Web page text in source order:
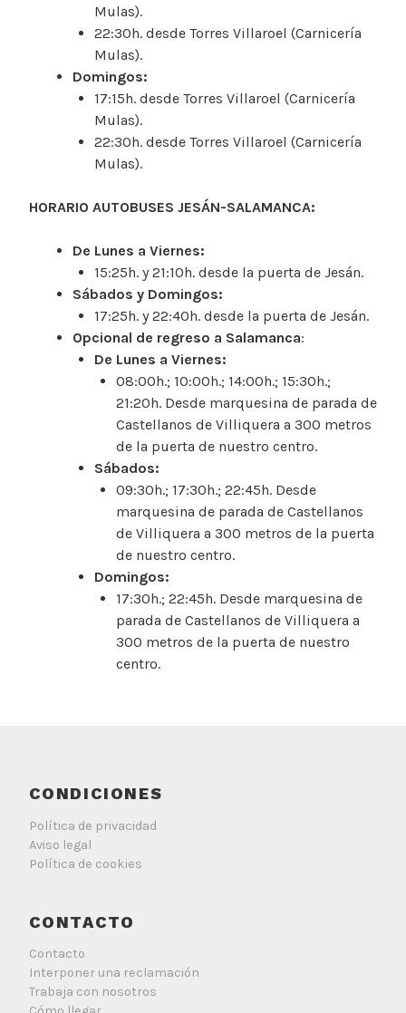
Mulas).
22:30h. desde Torres Villaroel (Carnicería
Mulas).
Domingos:
17:15h. desde Torres Villaroel (Carnicería
Mulas).
22:30h. desde Torres Villaroel (Carnicería
Mulas).
HORARIO AUTOBUSES JESÁN-SALAMANCA:
De Lunes a Viernes:
15:25h. y 21:10h. desde la puerta de Jesán.
Sábados y Domingos:
17:25h. y 22:40h. desde la puerta de Jesán.
Opcional de regreso a Salamanca:
De Lunes a Viernes:
08:00h.; 10:00h.; 14:00h.; 15:30h.;
21:20h. Desde marquesina de parada de
Castellanos de Villiquera a 300 metros
de la puerta de nuestro centro.
Sábados:
09:30h.; 17:30h.; 22:45h. Desde
marquesina de parada de Castellanos
de Villiquera a 300 metros de la puerta
de nuestro centro.
Domingos:
17:30h.; 22:45h. Desde marquesina de
parada de Castellanos de Villiquera a
300 metros de la puerta de nuestro
centro.
CONDICIONES
Política de privacidad
Aviso legal
Política de cookies
CONTACTO
Contacto
Interponer una reclamación
Trabaja con nosotros